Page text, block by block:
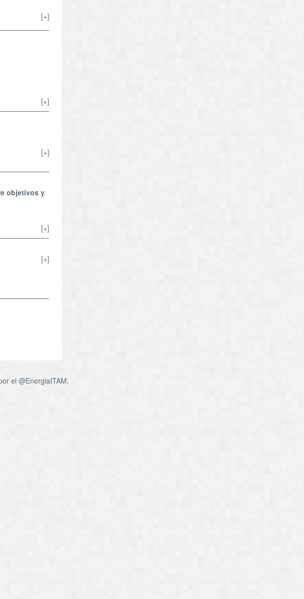
[+]
[+]
[+]
objetivos y
[+]
[+]
el @EnergiaITAM.